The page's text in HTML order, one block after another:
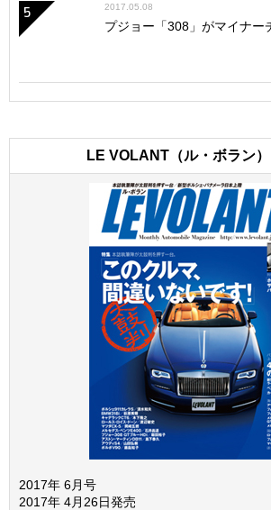
5 2017.05.08
プジョー「308」がマイナー
LE VOLANT（ル・ボラン
2017年 6月号
2017年 4月26日発売